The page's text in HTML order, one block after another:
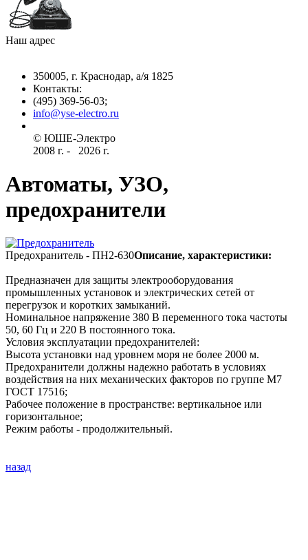
Наш адрес
350005, г. Краснодар, а/я 1825
Контакты: ­
(495) 369-56-03;
info@yse-electro.ru­
© ЮШЕ-Эл­ектро ­
2008 г­. - ­ ­­­­­
2026 г.
Автоматы, УЗО,
предохранители
Предохранитель - ПН2-630Описание, характеристики:
Предназначен для защиты электрооборудования
промышленных установок и электрических сетей от
перегрузок и коротких замыканий.
Номинальное напряжение 380 В переменного тока частоты
50, 60 Гц и 220 В постоянного тока.
Условия эксплуатации предохранителей:
Высота установки над уровнем моря не более 2000 м.
Предохранители должны надежно работать в условиях
воздействия на них механических факторов по группе М7
ГОСТ 17516;
Рабочее положение в пространстве: вертикальное или
горизонтальное;
Режим работы - продолжительный.
назад